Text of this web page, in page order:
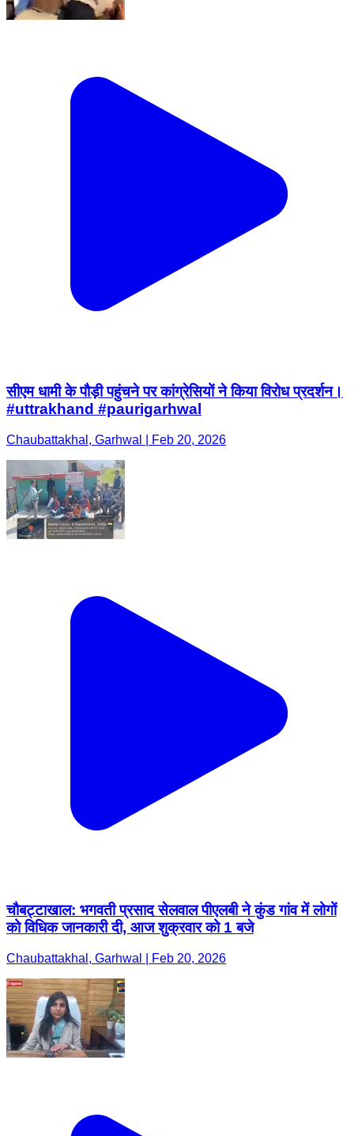
सीएम धामी के पौड़ी पहुंचने पर कांग्रेसियों ने किया विरोध प्रदर्शन।
#uttrakhand #paurigarhwal
Chaubattakhal, Garhwal | Feb 20, 2026
चौबट्टाखाल: भगवती प्रसाद सेलवाल पीएलबी ने कुंड गांव में लोगों
को विधिक जानकारी दी, आज शुक्रवार को 1 बजे
Chaubattakhal, Garhwal | Feb 20, 2026